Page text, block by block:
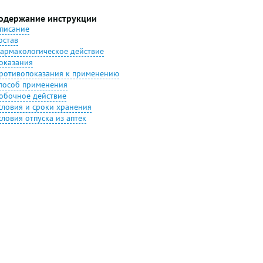
инструкции
действие
к применению
применения
действие
и сроки хранения
отпуска из аптек